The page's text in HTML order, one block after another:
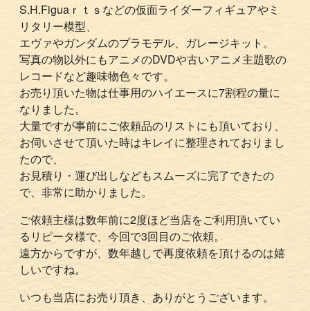
S.H.Figuaｒｔｓなどの仮面ライダーフィギュアやミ
リタリー模型、
エヴァやガンダムのプラモデル、ガレージキット。
写真の物以外にもアニメのDVDや古いアニメ主題歌の
レコードなど趣味物色々です。
お売り頂いた物は仕事用のハイエースに7割程の量に
なりました。
大量ですが事前にご依頼品のリストにも頂いており、
お伺いさせて頂いた時はキレイに整理されておりまし
たので、
お見積り・運び出しなどもスムーズに完了できたの
で、非常に助かりました。
ご依頼主様は数年前に2度ほど当店をご利用頂いてい
るリピータ様で、今回で3回目のご依頼。
遠方からですが、数年越しで再度依頼を頂けるのは嬉
しいですね。
いつも当店にお売り頂き、ありがとうございます。